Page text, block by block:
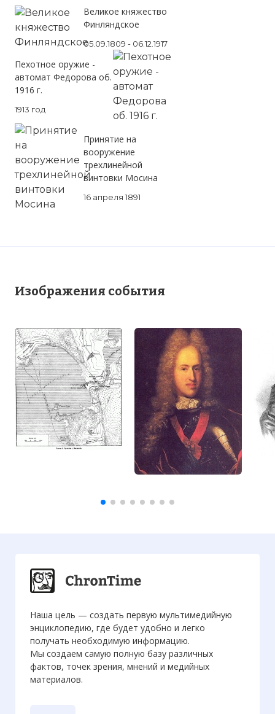
Великое княжество
Финляндское
05.09.1809 - 06.12.1917
Пехотное оружие -
автомат Федорова об.
1916 г.
1913 год
Принятие на
вооружение
трехлинейной
винтовки Мосина
16 апреля 1891
Изображения события
Наша цель — создать первую мультимедийную
энциклопедию, где будет удобно и легко
получать необходимую информацию.
Мы создаем самую полную базу различных
фактов, точек зрения, мнений и медийных
материалов.